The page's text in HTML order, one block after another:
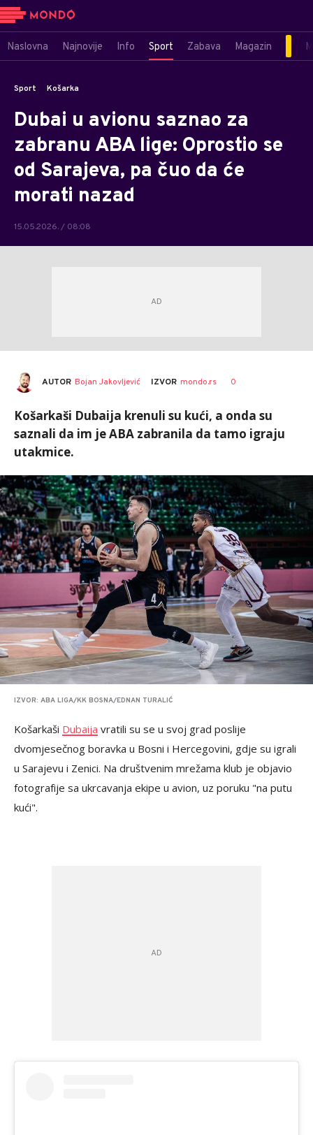
Naslovna Najnovije Info Sport Zabava Magazin
Sport Košarka
Dubai u avionu saznao za
zabranu ABA lige: Oprostio se
od Sarajeva, pa čuo da će
morati nazad
15.05.2026. / 08:08
AUTOR Bojan Jakovljević IZVOR mondo.rs 0
Košarkaši Dubaija krenuli su kući, a onda su
saznali da im je ABA zabranila da tamo igraju
utakmice.
IZVOR: ABA LIGA/KK BOSNA/EDNAN TURALIĆ
Košarkaši Dubaija vratili su se u svoj grad poslije
dvomjesečnog boravka u Bosni i Hercegovini, gdje su igrali
u Sarajevu i Zenici. Na društvenim mrežama klub je objavio
fotografije sa ukrcavanja ekipe u avion, uz poruku "na putu
kući".